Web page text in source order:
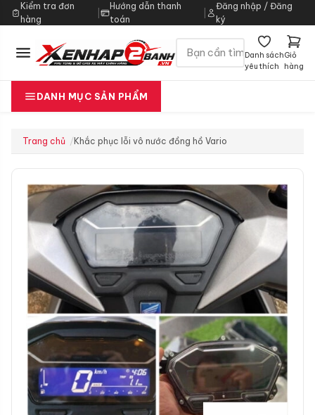
Kiểm tra đơn
hàng
|
Hướng dẫn thanh
toán
Đăng nhập / Đăng
ký
Danh sách
yêu thích
Giỏ
hàng
DANH MỤC SẢN PHẨM
Trang chủ Khắc phục lỗi vô nước đồng hồ Vario